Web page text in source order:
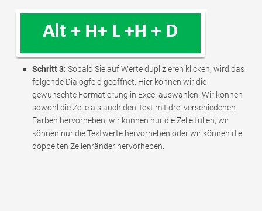
Schritt 3: Sobald Sie auf Werte duplizieren klicken, wird das
folgende Dialogfeld geöffnet. Hier können wir die
gewünschte Formatierung in Excel auswählen. Wir können
sowohl die Zelle als auch den Text mit drei verschiedenen
Farben hervorheben, wir können nur die Zelle füllen, wir
können nur die Textwerte hervorheben oder wir können die
doppelten Zellenränder hervorheben.